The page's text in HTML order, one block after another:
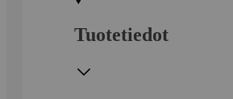
Tuotetiedot